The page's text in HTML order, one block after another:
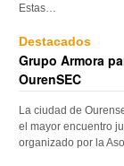
Estas…
Destacados
Grupo Armora
OurenSEC
La ciudad de
el mayor encuentro
organizado por la